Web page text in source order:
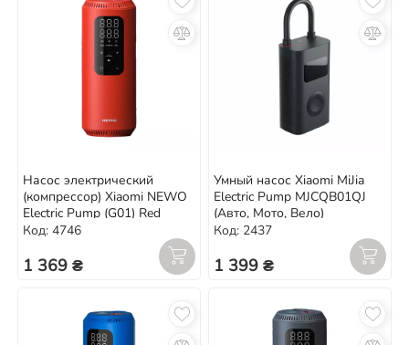
Насос электрический
(компрессор) Xiaomi NEWO
Electric Pump (G01) Red
Код: 4746
1 369 ₴
Умный насос Xiaomi MiJia
Electric Pump MJCQB01QJ
(Авто, Мото, Вело)
Код: 2437
1 399 ₴